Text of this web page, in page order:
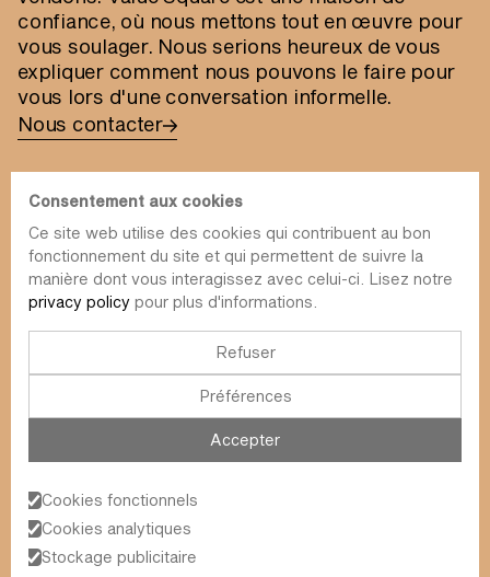
confiance, où nous mettons tout en œuvre pour
vous soulager. Nous serions heureux de vous
expliquer comment nous pouvons le faire pour
vous lors d'une conversation informelle.
Nous contacter
info@value-square.be
+32 9 241 57 57
RDT
À propos de nous
Contact
Simulateur
Infolettre
Value Square N.V.
Schoonzichtstraat 23A
9051 Gand (Sint-Denijs-Westrem)
Consentement aux cookies
Ce site web utilise des cookies qui contribuent au bon
fonctionnement du site et qui permettent de suivre la
manière dont vous interagissez avec celui-ci. Lisez notre
privacy policy pour plus d'informations.
Refuser
Préférences
Accepter
Cookies fonctionnels
Cookies analytiques
Stockage publicitaire